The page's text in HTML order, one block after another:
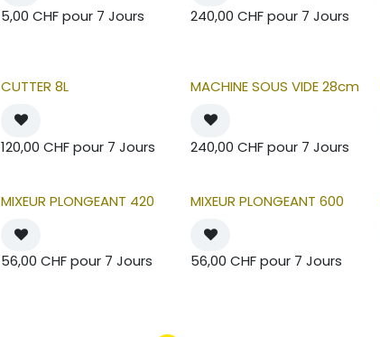
5,00 CHF pour 7 Jours 240,00 CHF pour 7 Jours
CUTTER 8L
120,00 CHF pour 7 Jours
MACHINE SOUS VIDE 28cm
240,00 CHF pour 7 Jours
MIXEUR PLONGEANT 420
56,00 CHF pour 7 Jours
MIXEUR PLONGEANT 600
56,00 CHF pour 7 Jours